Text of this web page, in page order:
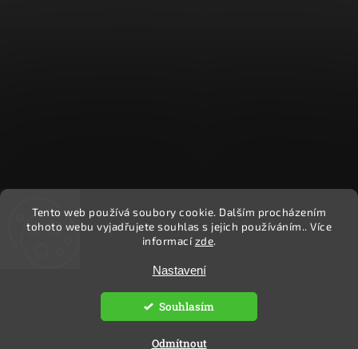
Tento web používá soubory cookie. Dalším procházením
tohoto webu vyjadřujete souhlas s jejich používáním.. Více
informacízde.
Nastavení
Odmítnout
Souhlasím
Sledovat na Instagramu
Ekočlověk. Všechna práva vyhrazena.
Upravit nastavení cookies
Shoptet| DesignShoptak.cz.